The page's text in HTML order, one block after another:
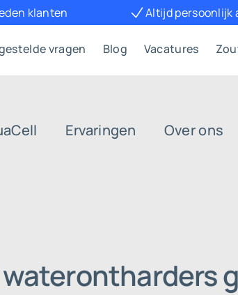
klanten Altijd persoonlijk
vragen Blog Vacatures
Ervaringen Over ons